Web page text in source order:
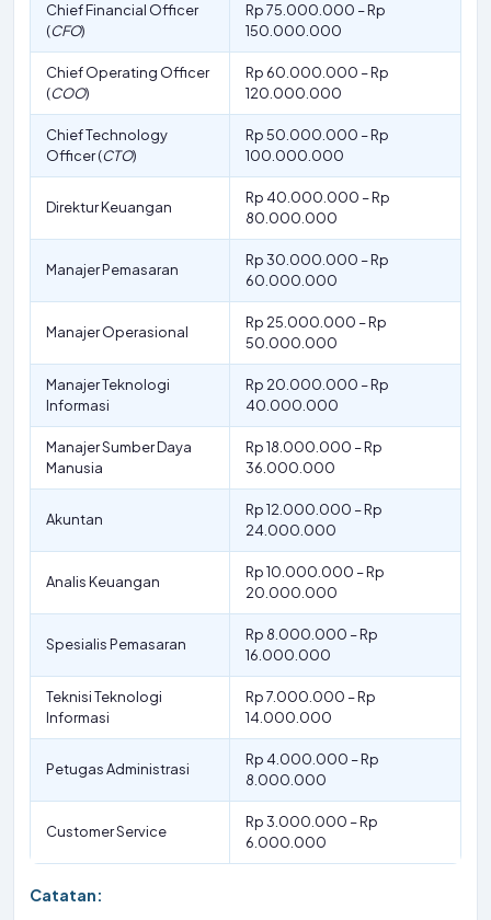
Chief Financial Officer
(CFO)
Rp 75.000.000 – Rp
150.000.000
Chief Operating Officer
(COO)
Rp 60.000.000 – Rp
120.000.000
Chief Technology
Officer (CTO)
Rp 50.000.000 – Rp
100.000.000
Direktur Keuangan
Rp 40.000.000 – Rp
80.000.000
Manajer Pemasaran
Rp 30.000.000 – Rp
60.000.000
Manajer Operasional
Rp 25.000.000 – Rp
50.000.000
Manajer Teknologi
Informasi
Rp 20.000.000 – Rp
40.000.000
Manajer Sumber Daya
Manusia
Rp 18.000.000 – Rp
36.000.000
Akuntan
Rp 12.000.000 – Rp
24.000.000
Analis Keuangan
Rp 10.000.000 – Rp
20.000.000
Spesialis Pemasaran
Rp 8.000.000 – Rp
16.000.000
Teknisi Teknologi
Informasi
Rp 7.000.000 – Rp
14.000.000
Petugas Administrasi
Rp 4.000.000 – Rp
8.000.000
Customer Service
Rp 3.000.000 – Rp
6.000.000
Catatan: